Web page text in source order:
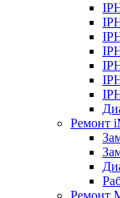
Ремонт
Ремонт